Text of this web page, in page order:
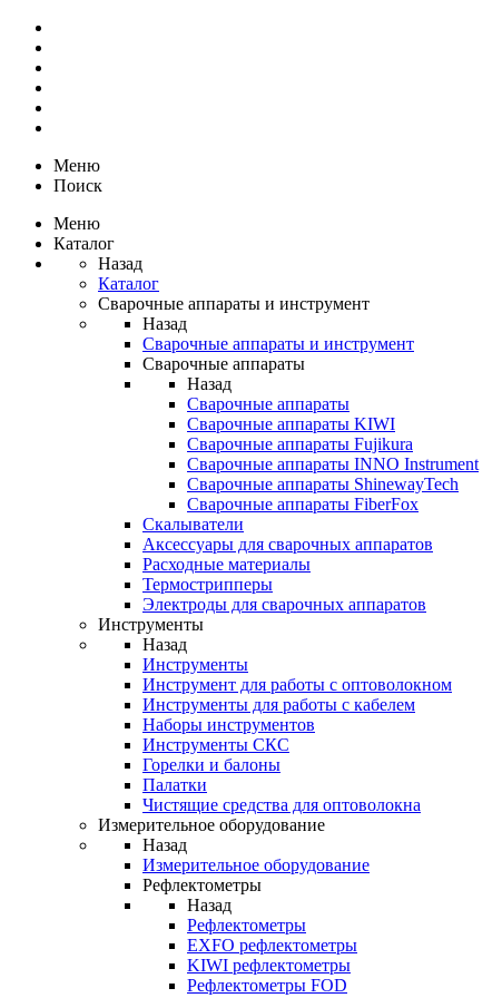
Меню
Поиск
Меню
Каталог
Назад
Каталог
Сварочные аппараты и инструмент
Назад
Сварочные аппараты и инструмент
Сварочные аппараты
Назад
Сварочные аппараты
Сварочные аппараты KIWI
Сварочные аппараты Fujikura
Сварочные аппараты INNO Instrument
Сварочные аппараты ShinewayTech
Cварочные аппараты FiberFox
Скалыватели
Аксессуары для сварочных аппаратов
Расходные материалы
Термострипперы
Электроды для сварочных аппаратов
Инструменты
Назад
Инструменты
Инструмент для работы с оптоволокном
Инструменты для работы с кабелем
Наборы инструментов
Инструменты СКС
Горелки и балоны
Палатки
Чистящие средства для оптоволокна
Измерительное оборудование
Назад
Измерительное оборудование
Рефлектометры
Назад
Рефлектометры
EXFO рефлектометры
KIWI рефлектометры
Рефлектометры FOD